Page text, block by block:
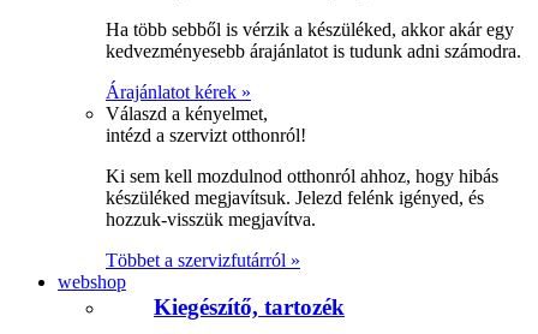
Ha több sebből is vérzik a készüléked, akkor akár egy
kedvezményesebb árajánlatot is tudunk adni számodra.
Árajánlatot kérek »
Válaszd a kényelmet,
intézd a szervizt otthonról!
Ki sem kell mozdulnod otthonról ahhoz, hogy hibás
készüléked megjavítsuk. Jelezd felénk igényed, és
hozzuk-visszük megjavítva.
Többet a szervizfutárról »
webshop
Kiegészítő, tartozék